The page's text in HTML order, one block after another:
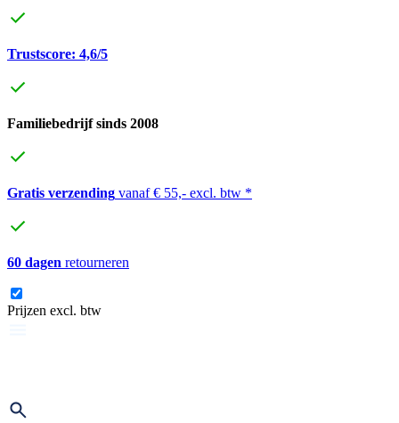
Trustscore: 4,6/5
Familiebedrijf sinds 2008
Gratis verzending vanaf € 55,- excl. btw *
60 dagen retourneren
Prijzen excl. btw